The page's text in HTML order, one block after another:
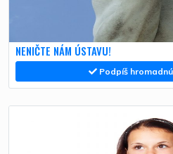
NENIČTE NÁM ÚSTAVU!
Podpíš